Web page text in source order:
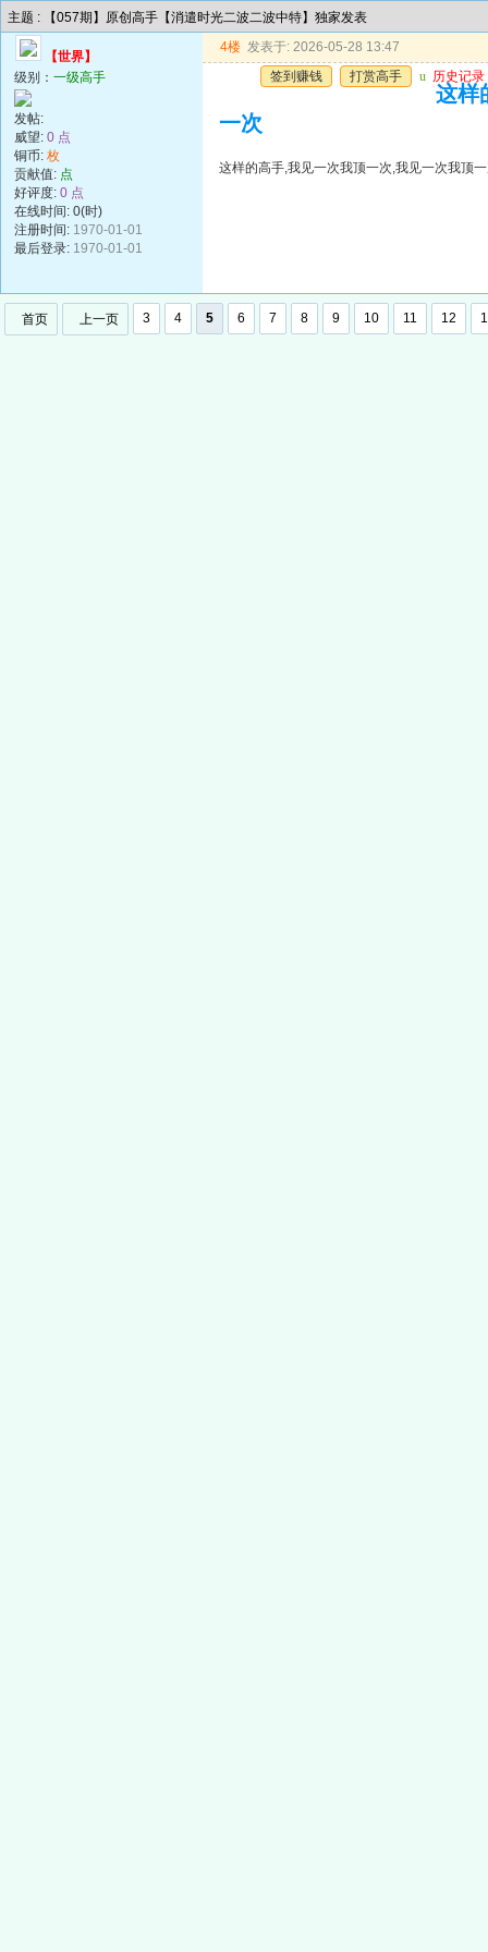
主题 : 【057期】原创高手【消遣时光二波二波中特】独家发表
【世界】
级别： 一级高手
发帖:
威望: 0 点
铜币: 枚
贡献值: 点
好评度: 0 点
在线时间: 0(时)
注册时间: 1970-01-01
最后登录: 1970-01-01
4楼 发表于: 2026-05-28 13:47
签到赚钱
打赏高手 u 历史记录
这样
一次
这样的高手,我见一次我顶一次,我见一次我顶
首页 上一页 3 4 5 6 7 8 9 10 11 12